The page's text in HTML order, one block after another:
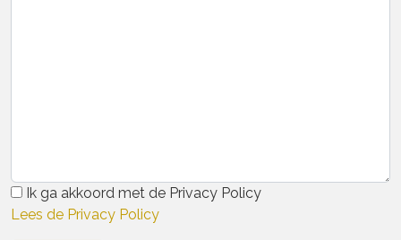
Ik ga akkoord met de Privacy Policy
Lees de Privacy Policy